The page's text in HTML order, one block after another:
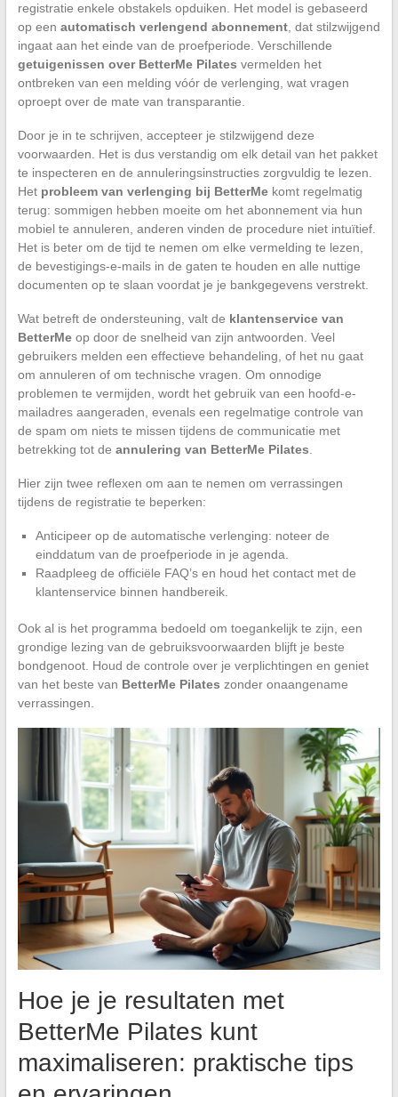
registratie enkele obstakels opduiken. Het model is gebaseerd
op een automatisch verlengend abonnement, dat stilzwijgend
ingaat aan het einde van de proefperiode. Verschillende
getuigenissen over BetterMe Pilates vermelden het
ontbreken van een melding vóór de verlenging, wat vragen
oproept over de mate van transparantie.
Door je in te schrijven, accepteer je stilzwijgend deze
voorwaarden. Het is dus verstandig om elk detail van het pakket
te inspecteren en de annuleringsinstructies zorgvuldig te lezen.
Het probleem van verlenging bij BetterMekomt regelmatig
terug: sommigen hebben moeite om het abonnement via hun
mobiel te annuleren, anderen vinden de procedure niet intuïtief.
Het is beter om de tijd te nemen om elke vermelding te lezen,
de bevestigings-e-mails in de gaten te houden en alle nuttige
documenten op te slaan voordat je je bankgegevens verstrekt.
Wat betreft de ondersteuning, valt de klantenservice van
BetterMeop door de snelheid van zijn antwoorden. Veel
gebruikers melden een effectieve behandeling, of het nu gaat
om annuleren of om technische vragen. Om onnodige
problemen te vermijden, wordt het gebruik van een hoofd-e-
mailadres aangeraden, evenals een regelmatige controle van
de spam om niets te missen tijdens de communicatie met
betrekking tot de annulering van BetterMe Pilates
Hier zijn twee reflexen om aan te nemen om verrassingen
tijdens de registratie te beperken:
Anticipeer op de automatische verlenging: noteer de
einddatum van de proefperiode in je agenda.
Raadpleeg de officiële FAQ’s en houd het contact met de
klantenservice binnen handbereik.
Ook al is het programma bedoeld om toegankelijk te zijn, een
grondige lezing van de gebruiksvoorwaarden blijft je beste
bondgenoot. Houd de controle over je verplichtingen en geniet
van het beste van BetterMe Pilates zonder onaangename
verrassingen.
Hoe je je resultaten met
BetterMe Pilates kunt
maximaliseren: praktische tips